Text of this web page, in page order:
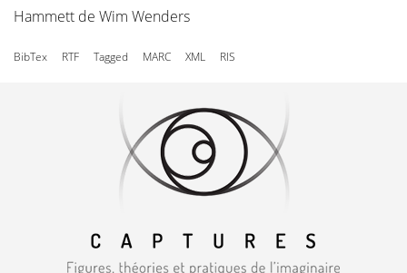
Hammett de Wim Wenders
BibTex RTF Tagged MARC XML RIS